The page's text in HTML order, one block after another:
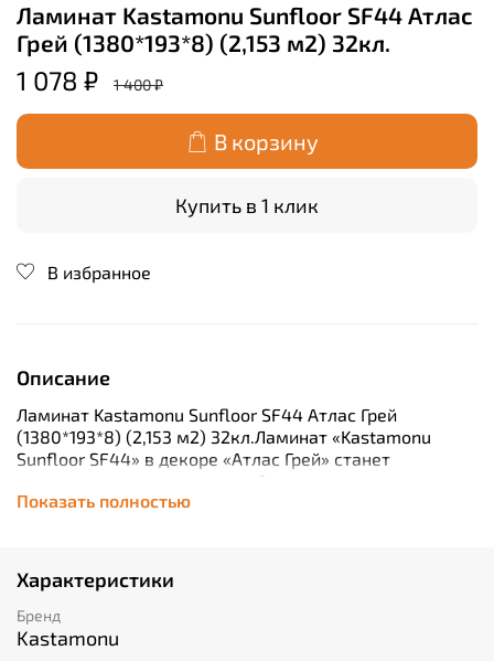
Ламинат Kastamonu Sunfloor SF44 Атлас
Грей (1380*193*8) (2,153 м2) 32кл.
1 078 ₽ 1 400 ₽
В корзину
Купить в 1 клик
В избранное
Описание
Ламинат Kastamonu Sunfloor SF44 Атлас Грей
(1380*193*8) (2,153 м2) 32кл.Ламинат «Kastamonu
Sunfloor SF44» в декоре «Атлас Грей» станет
отличным решением для любого современного
интерьера. Это высококачественное покрытие
коммерческих помещений со средней степенью
нагрузки. Благодаря толщине доски в 8 миллиметров,
ламинат обеспечивает хорошую звукоизоляцию и
долговечность эксплуатации. Каждая планка имеет
Показать полностью
Характеристики
Бренд
Kastamonu